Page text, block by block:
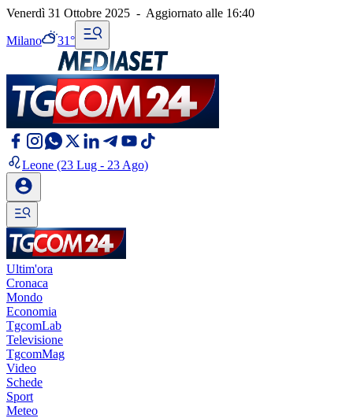
Venerdì 31 Ottobre 2025 - Aggiornato alle 16:40
Milano 31°
Leone (23 Lug - 23 Ago)
Ultim'ora
Cronaca
Mondo
Economia
TgcomLab
Televisione
TgcomMag
Video
Schede
Sport
Meteo